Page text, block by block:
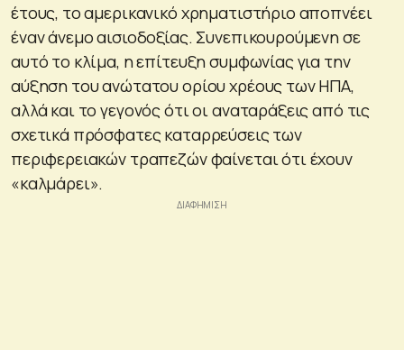
έτους, το αμερικανικό χρηματιστήριο αποπνέει
έναν άνεμο αισιοδοξίας. Συνεπικουρούμενη σε
αυτό το κλίμα, η επίτευξη συμφωνίας για την
αύξηση του ανώτατου ορίου χρέους των ΗΠΑ,
αλλά και το γεγονός ότι οι αναταράξεις από τις
σχετικά πρόσφατες καταρρεύσεις των
περιφερειακών τραπεζών φαίνεται ότι έχουν
«καλμάρει».